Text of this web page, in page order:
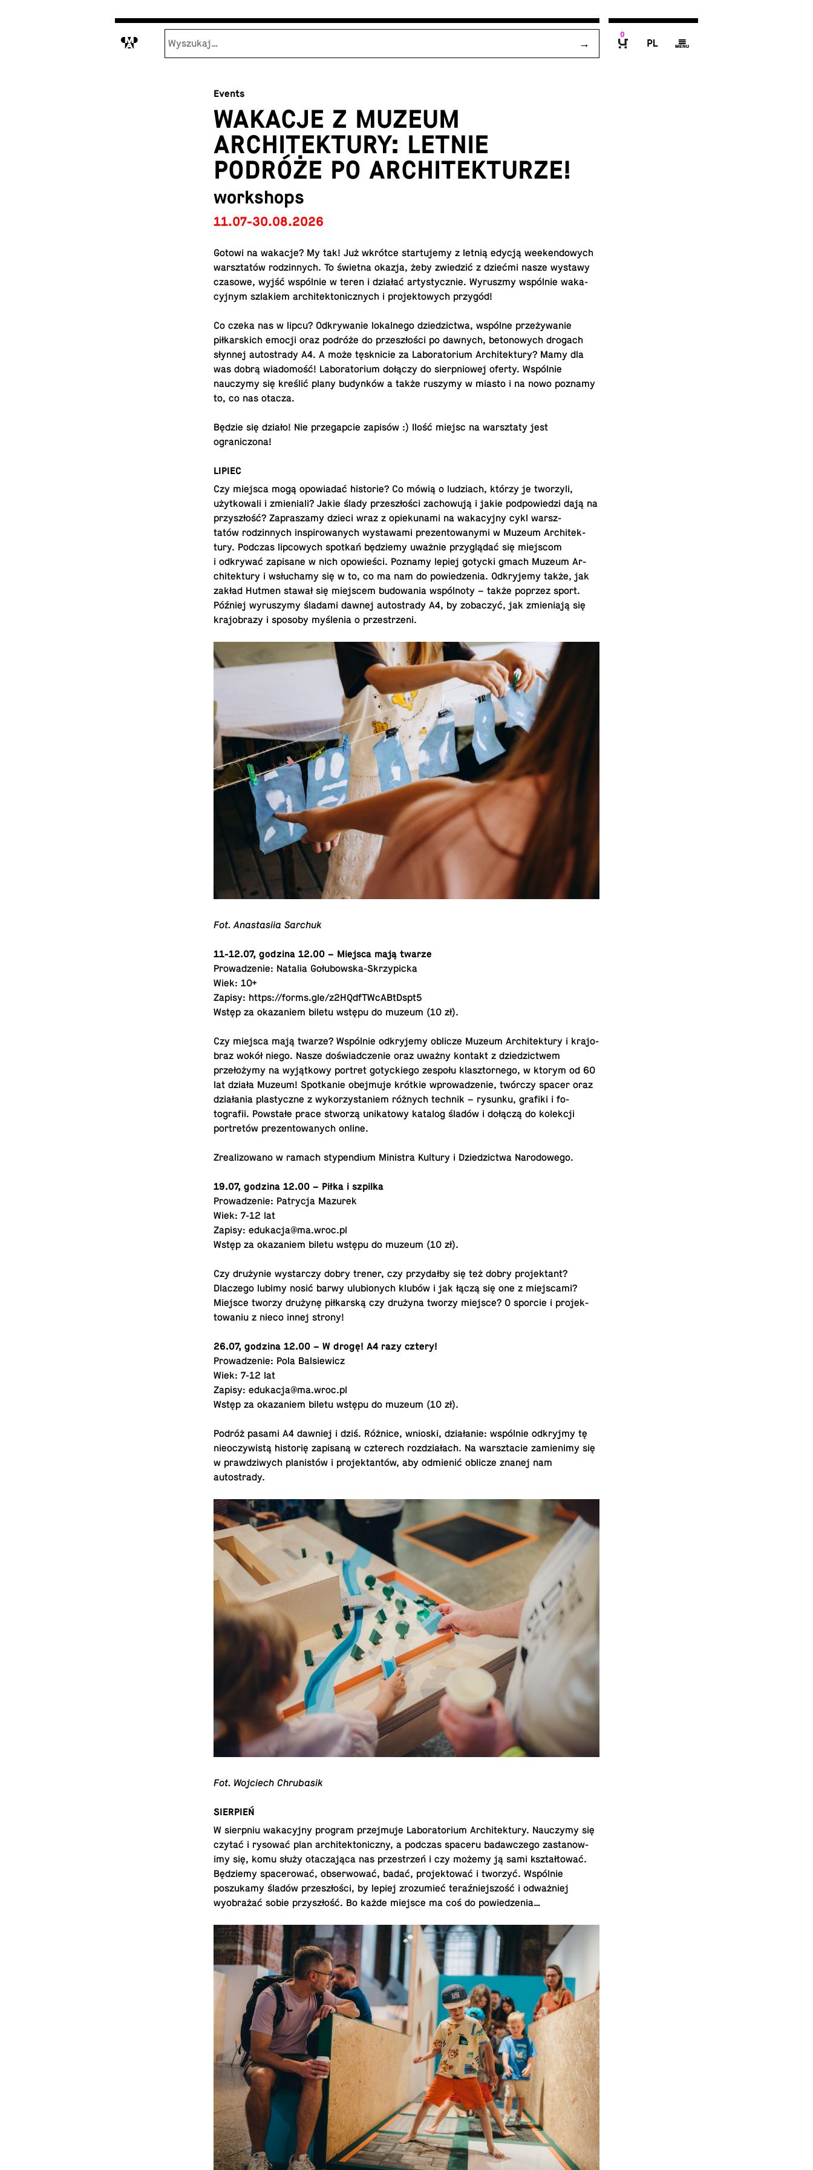
M
0
P g
Events
WAKACJE Z MUZEUM
ARCHITEKTURY: LETNIE
PODRÓŻE PO ARCHITEKTURZE!
workshops
11.07-30.08.2026
Gotowi na wakacje? My tak! Już wkrótce star­tu­jemy z letnią edycją week­endowych
warsz­tatów rodzin­nych. To świetna okazja, żeby zwiedzić z dziećmi nasze wystawy
czasowe, wyjść wspólnie w teren i działać artysty­cznie. Wyruszmy wspólnie waka­
cyjnym szlakiem ar­chitek­ton­icznych i pro­jek­towych przygód!
Co czeka nas w lipcu? Od­kry­wanie lokalnego dziedz­ictwa, wspólne przeżywanie
piłkars­kich emocji oraz podróże do przeszłości po dawnych, betonowych drogach
słynnej au­tostrady A4. A może tęsknicie za Lab­o­ra­to­rium Ar­chitek­tury? Mamy dla
was dobrą wiadomość! Lab­o­ra­to­rium dołączy do sierp­niowej oferty. Wspólnie
nauczymy się kreślić plany budynków a także ruszymy w miasto i na nowo poznamy
to, co nas otacza.
Będzie się działo! Nie prze­gap­cie zapisów :) Ilość miejsc na warsz­taty jest
ograniczona!
LIPIEC
Czy miejsca mogą opowiadać his­to­rie? Co mówią o ludzi­ach, którzy je tworzyli,
użytkowali i zmieniali? Jakie ślady przeszłości za­chowują i jakie pod­powiedzi dają na
przyszłość? Za­praszamy dzieci wraz z opieku­nami na waka­cyjny cykl warsz­
tatów rodzin­nych in­spirowanych wys­tawami prezen­towanymi w Muzeum Ar­chitek­
tury. Podczas lip­cowych spotkań będziemy uważnie przyglądać się miejs­com
i odkrywać za­pisane w nich opowieści. Poznamy lepiej gotycki gmach Muzeum Ar­
chitek­tury i wsłuchamy się w to, co ma nam do powiedzenia. Od­kry­jemy także, jak
zakład Hutmen stawał się miejscem bu­dowa­nia wspólnoty – także poprzez sport.
Później wyruszymy śladami dawnej au­tostrady A4, by zobaczyć, jak zmieniają się
kra­jo­brazy i sposoby myślenia o przestrzeni.
Fot. Anas­tasiia Sarchuk
11-12.07, godzina 12.00 – Miejsca mają twarze
Prowadze­nie: Natalia Gołubowska-Skrzypicka
Wiek: 10+
Zapisy: https://​forms.​gle/​z2H​QdfT​WcAB​tDsp​t5
Wstęp za okazaniem biletu wstępu do muzeum (10 zł).
Czy miejsca mają twarze? Wspólnie od­kry­jemy oblicze Muzeum Ar­chitek­tury i kra­jo­
braz wokół niego. Nasze doświad­cze­nie oraz uważny kontakt z dziedz­ictwem
przełożymy na wyjątkowy portret go­ty­ck­iego zespołu klasz­tornego, w ktorym od 60
lat działa Muzeum! Spotkanie obe­j­muje krótkie wprowadze­nie, twórczy spacer oraz
działania plas­ty­czne z wyko­rzys­taniem różnych technik – rysunku, grafiki i fo­
tografii. Powstałe prace stworzą unika­towy katalog śladów i dołączą do kolekcji
portretów prezen­towanych online.
Zre­al­i­zowano w ramach stype­ndium Min­is­tra Kultury i Dziedz­ictwa Narodowego.
19.07, godzina 12.00 – Piłka i szpilka
Prowadze­nie: Pa­trycja Mazurek
Wiek: 7-12 lat
Zapisy:edukacja@​ma.​wroc.​pl
Wstęp za okazaniem biletu wstępu do muzeum (10 zł).
Czy drużynie wystar­czy dobry trener, czy przydałby się też dobry pro­jek­tant?
Dlaczego lubimy nosić barwy ulu­bionych klubów i jak łączą się one z miejs­cami?
Miejsce tworzy drużynę piłkarską czy drużyna tworzy miejsce? O sporcie i pro­jek­
towa­niu z nieco innej strony!
26.07, godzina 12.00 – W drogę! A4 razy cztery!
Prowadze­nie: Pola Balsiewicz
Wiek: 7-12 lat
Zapisy:edukacja@​ma.​wroc.​pl
Wstęp za okazaniem biletu wstępu do muzeum (10 zł).
Podróż pasami A4 dawniej i dziś. Różnice, wnioski, działanie: wspólnie od­kryjmy tę
nieoczy­wistą historię zapisaną w czterech rozdziałach. Na warszta­cie za­mien­imy się
w prawdzi­wych planistów i pro­jek­tantów, aby odmienić oblicze znanej nam
autostrady.
Fot. Wo­j­ciech Chrubasik
SIERPIEŃ
W sierp­niu waka­cyjny program prze­j­muje Lab­o­ra­to­rium Ar­chitek­tury. Nauczymy się
czytać i rysować plan ar­chitek­ton­iczny, a podczas spaceru badaw­czego za­s­tanow­
imy się, komu służy otaczająca nas przestrzeń i czy możemy ją sami kształtować.
Będziemy spacerować, ob­ser­wować, badać, pro­jek­tować i tworzyć. Wspólnie
poszukamy śladów przeszłości, by lepiej zrozu­mieć teraźniejszość i odważniej
wyobrażać sobie przyszłość. Bo każde miejsce ma coś do powiedzenia…